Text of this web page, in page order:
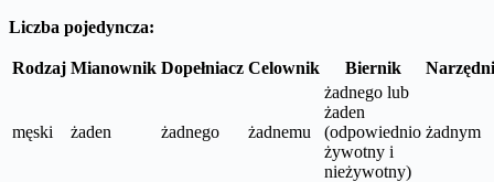
Liczba pojedyncza:
Rodzaj Mianownik Dopełniacz Celownik Biernik
męski żaden żadnego żadnemu
żadnego lub
żaden
(odpowiednio
żywotny i
nieżywotny)
żadnym